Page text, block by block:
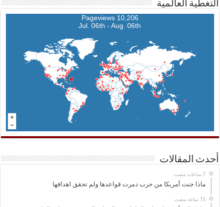
التغطية العالمية
10,206 Pageviews
Jul. 06th - Aug. 06th
أحدث المقالات
ماذا جنت أمريكا من حرب دمرت قواعدها ولم تحقق اهدافها